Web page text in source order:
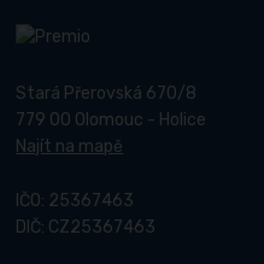
Stará Přerovská 670/8
779 00 Olomouc - Holice
Najít na mapě
IČO: 25367463
DIČ: CZ25367463